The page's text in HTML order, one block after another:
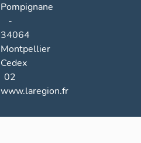
Pompignane
-
34064
Montpellier
Cedex
02
www.laregion.fr